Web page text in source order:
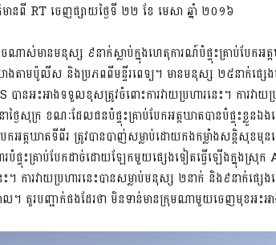
ានពី RT ចេញផ្សាយថ្ងៃទី ២២ ខែ មេសា ឆ្នាំ ២០១៦
ាស់មានមនុស្ស ៩នាក់ស្លាប់ក្នុងហេតុការណ៍បំផ្ទុះគ្រាប់បែកអ
ងតាមប៉ូលីស និងប្រភពពីមន្ទីរពេទ្យ។ មានមនុស្ស ២៥នាក់ផ្សេងទ
បានអះអាងទទួលខុសត្រូវចំពោះការវាយប្រហារនេះ។ ការវាយ
ាថ្ងៃសុក្រ ខណៈដែលជនបំផ្ទុះគ្រាប់បែកអត្តឃាតបានបំផ្ទុះ
បែកអត្តឃាតទីពីរ ត្រូវបានបាញ់សម្លាប់ដោយកងកម្លាំងសន្តិសុខមុ
របំផ្ទុះគ្រាប់បែកដាច់ដោយឡែកមួយផ្សេងទៀតធ្វើឡើងក្នុងស្
។ ការវាយប្រហារនេះបានសម្លាប់មនុស្ស ២នាក់ និង៩នាក់ផ្
។ គួរបញ្ជាក់ផងដែរថា មិនទាន់មានក្រុមណាមួយចេញមុខអះ